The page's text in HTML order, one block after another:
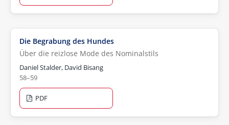
Die Begrabung des Hundes
Über die reizlose Mode des Nominalstils
Daniel Stalder, David Bisang
58–59
PDF